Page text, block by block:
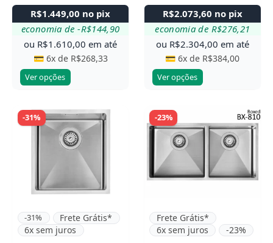
R$1.449,00 no pix
economia de-R$144,90
ou R$1.610,00 em até
💳 6x de R$268,33
Ver opções
produto
R$2.073,60 no pix
economia de R$276,21
ou R$2.304,00 em até
💳 6x de R$384,00
Ver opções
produto
-31%
-31%
Frete Grátis*
6x sem juros
-23%
Frete Grátis*
6x sem juros
-23%